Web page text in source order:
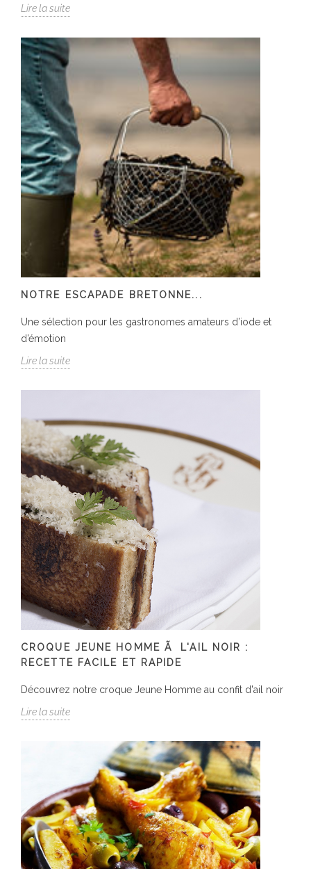
Lire la suite
NOTRE ESCAPADE BRETONNE...
Une sélection pour les gastronomes amateurs d’iode et
d’émotion
Lire la suite
CROQUE JEUNE HOMME Ã L'AIL NOIR :
RECETTE FACILE ET RAPIDE
Découvrez notre croque Jeune Homme au confit d'ail noir
Lire la suite